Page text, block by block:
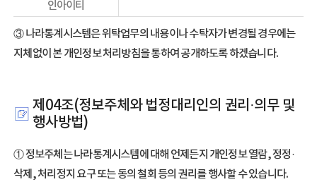
인아이티
③ 나라통계시스템은 위탁업무의 내용이나 수탁자가 변경될 경우에는
지체없이 본 개인정보 처리방침을 통하여 공개하도록 하겠습니다.
제04조(정보주체와 법정대리인의 권리·의무 및
행사방법)
① 정보주체는 나라통계시스템에 대해 언제든지 개인정보 열람, 정정·
삭제, 처리정지 요구 또는 동의 철회 등의 권리를 행사할 수 있습니다.